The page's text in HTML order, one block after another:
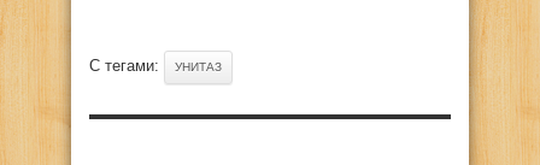
С тегами: УНИТАЗ